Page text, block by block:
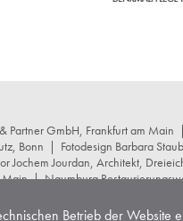
Betrieb der Website
Partner GmbH, Frankfurt am Main |
Bonn | Fotodesign Barbara
Jochem Jourdan, Architekt,
Main|Naumburg
Waltrop |Wentz Concept